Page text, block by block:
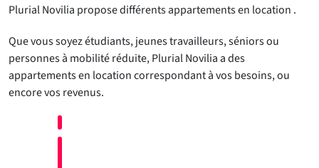
Plurial Novilia propose différents appartements en location .
Que vous soyez étudiants, jeunes travailleurs, séniors ou
personnes à mobilité réduite, Plurial Novilia a des
appartements en location correspondant à vos besoins, ou
encore vos revenus.